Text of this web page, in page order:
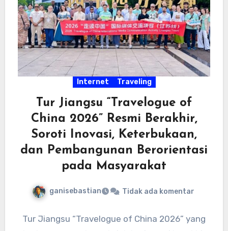
Internet Traveling
Tur Jiangsu “Travelogue of
China 2026” Resmi Berakhir,
Soroti Inovasi, Keterbukaan,
dan Pembangunan Berorientasi
pada Masyarakat
ganisebastian Tidak ada komentar
Tur Jiangsu “Travelogue of China 2026” yang